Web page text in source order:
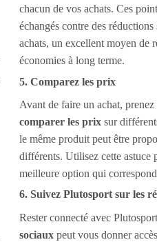
chacun de vos achats. Ces
échangés contre des
achats, un excellent moyen de
économies à long terme.
5. Comparez les prix
Avant de faire un achat, prenez
comparer les prix sur
le même produit peut être
différents. Utilisez cette astuce
meilleure option qui
6. Suivez Plutosport sur les
Rester connecté avec
sociaux peut vous donner